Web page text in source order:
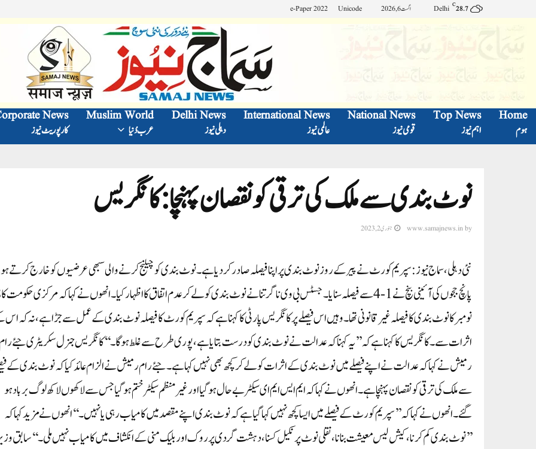
28.7
C
Delhi اگست 6, 2026 Unicode
e-Paper 2022
Home
ہوم
Top News
اہم نیوز
National News
قومی نیوز
International News
عالمی نیوز
Delhi News
دہلی نیوز
Muslim World
عرب دُنیا
News
کارپوریٹ نیوز
نوٹ بندی سے ملک کی ترقی کو نقصان پہنچا: کانگریس
by
www.samajnews.in جنوری 2, 2023
نئی دہلی، سماج نیوز: سپریم کورٹ نے پیر کے روز نوٹ بندی پر اپنا فیصلہ صادر کر دیا ہے۔ نوٹ بندی کو چیلنج کرنے والی سبھی عرضیوں کو خارج کرتے
پانچ ججوں کی
نومبر کا نوٹ بندی کا فیصلہ غیر قانونی تھا۔ وہیں اس فیصلے پر کانگریس پارٹی کا کہنا ہے کہ سپریم کورٹ کا فیصلہ نوٹ بندی کے عمل سے جڑا ہے، نہ کہ
اثرات سے۔ کانگریس کا کہنا ہے کہ ’’یہ کہنا کہ عدالت نے نوٹ بندی کو درست بتایا ہے، پوری طرح سے غلط ہوگا۔‘‘ کانگریس جنرل سکریٹری جئے رام
رمیش نے کہا کہ عدالت نے اپنے فیصلے میں نوٹ بندی کے اثرات کو لے کر کچھ بھی نہیں کہا ہے۔جئے رام رمیش نے الزام عائد کیا کہ نوٹ بندی کے
سے ملک کی ترقی کو نقصان پہنچا ہے۔ انھوں نے کہا کہ ایم ایس ایم ای سیکٹر بے حال ہو گیا اور غیر منظم سیکٹر ختم ہو گیا جس سے لاکھوں لاکھ لوگ برباد ہو
گئے۔ انھوں نے کہا کہ ’’سپریم کورٹ کے فیصلے میں ایسا کچھ نہیں کہا گیا ہے کہ نوٹ بندی اپنے مقصد میں کامیاب رہی یا نہیں۔‘‘ انھوں نے مزید کہا کہ
’’نوٹ بندی کم کرنا، کیش لیس معیشت بنانا، نقلی نوٹ پر نکیل کسنا، دہشت گردی پر روک اور بلیک منی کے انکشاف میں کامیاب نہیں ملی۔‘‘سابق